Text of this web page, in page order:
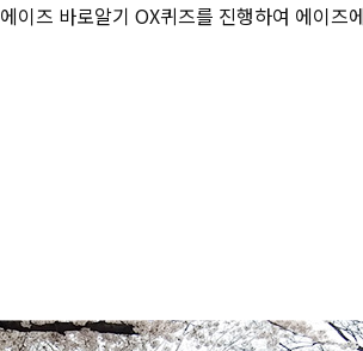
에이즈 바로알기 OX퀴즈를 진행하여 에이즈에